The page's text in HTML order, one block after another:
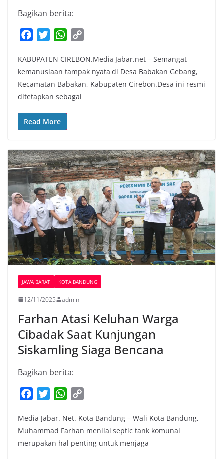
Bagikan berita:
c
e
b
o
o
k
i
t
t
e
r
W
a
t
s
A
p
y
L
KABUPATEN CIREBON.Media Jabar.net – Semangat
kemanusiaan tampak nyata di Desa Babakan Gebang,
Kecamatan Babakan, Kabupaten Cirebon.Desa ini resmi
ditetapkan sebagai
Read More
JAWA BARAT KOTA BANDUNG
12/11/2025 admin
Farhan Atasi Keluhan Warga
Cibadak Saat Kunjungan
Siskamling Siaga Bencana
Bagikan berita:
c
e
b
i
t
t
W
a
t
s
p
y
L
Media Jabar. Net. Kota Bandung – Wali Kota Bandung,
Muhammad Farhan menilai septic tank komunal
merupakan hal penting untuk menjaga